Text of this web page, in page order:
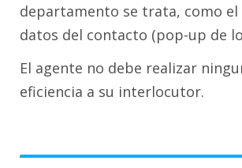
departamento se trata, como
datos del contacto (pop-up de
El agente no debe realizar
eficiencia a su interlocutor.